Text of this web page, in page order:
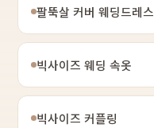
팔뚝살 커버 웨딩드레스
빅사이즈 웨딩 속옷
빅사이즈 커플링